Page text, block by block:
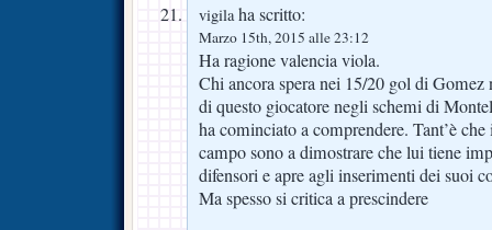
vigilaha scritto:
Marzo 15th, 2015 alle 23:12
Ha ragione valencia viola.
Chi ancora spera nei 15/20 gol di Gomez
di questo giocatore negli schemi di
ha cominciato a comprendere. Tant’è
campo sono a dimostrare che lui tiene
difensori e apre agli inserimenti dei suoi
Ma spesso si critica a prescindere